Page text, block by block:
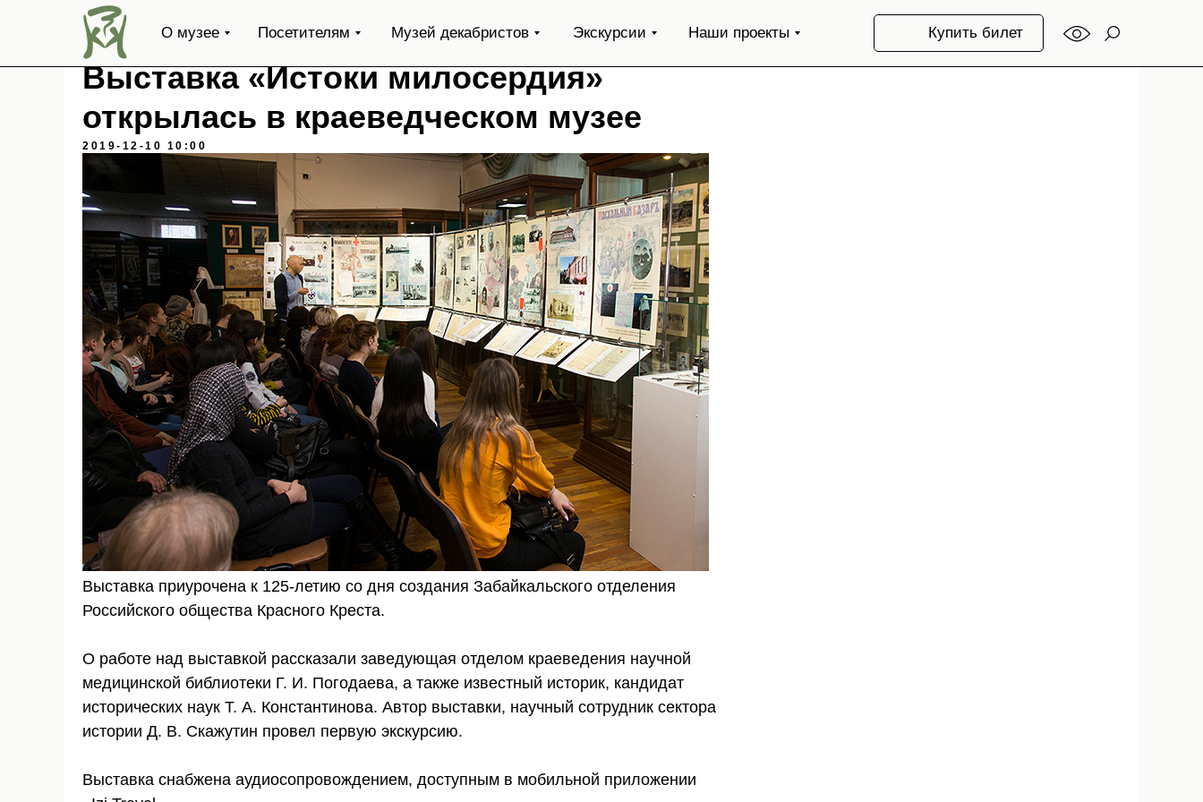
Купить билет
О музее Посетителям Музей декабристов Экскурсии Наши проекты
Выставка «Истоки милосердия»
открылась в краеведческом музее
2019-12-10 10:00
Выставка приурочена к 125-летию со дня создания Забайкальского отделения
Российского общества Красного Креста.
О работе над выставкой рассказали заведующая отделом краеведения научной
медицинской библиотеки Г. И. Погодаева, а также известный историк, кандидат
исторических наук Т. А. Константинова. Автор выставки, научный сотрудник сектора
истории Д. В. Скажутин провел первую экскурсию.
Выставка снабжена аудиосопровождением, доступным в мобильной приложении